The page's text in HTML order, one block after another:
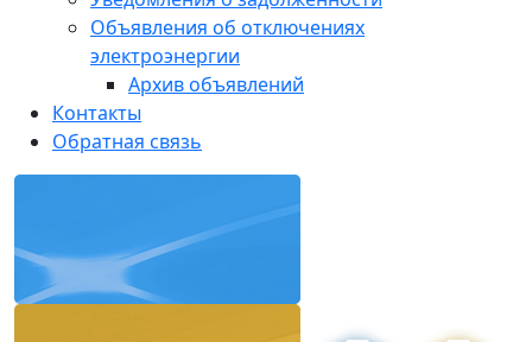
Объявления об отключениях
электроэнергии
Архив объявлений
Контакты
Обратная связь